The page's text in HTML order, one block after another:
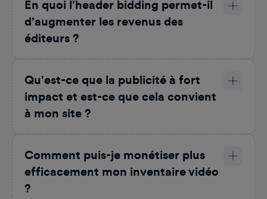
En quoi l'header bidding permet-il
d'augmenter les revenus des
éditeurs ?
Qu'est-ce que la publicité à fort
impact et est-ce que cela convient
à mon site ?
Comment puis-je monétiser plus
efficacement mon inventaire vidéo
?